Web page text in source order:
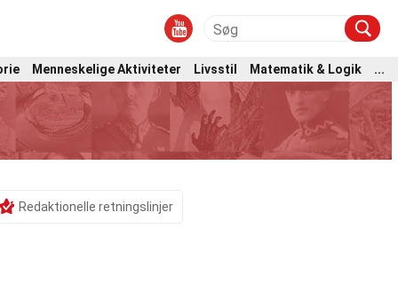
Menneskelige Aktiviteter Livsstil Matematik & Logik ...
Redaktionelle retningslinjer